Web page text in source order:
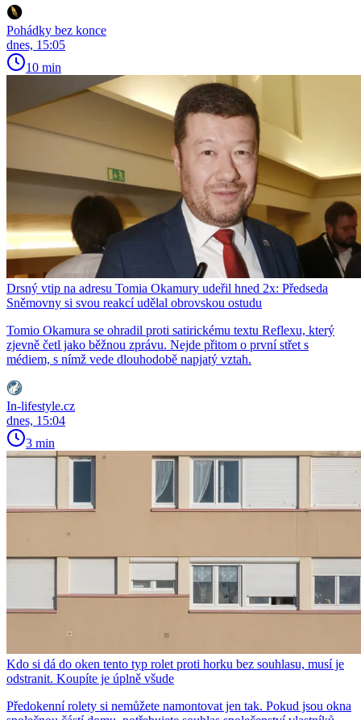
Pohádky bez konce
dnes, 15:05
10 min
Drsný vtip na adresu Tomia Okamury udeřil hned 2x: Předseda
Sněmovny si svou reakcí udělal obrovskou ostudu
Tomio Okamura se ohradil proti satirickému textu Reflexu, který
zjevně četl jako běžnou zprávu. Nejde přitom o první střet s
médiem, s nímž vede dlouhodobě napjatý vztah.
In-lifestyle.cz
dnes, 15:04
3 min
Kdo si dá do oken tento typ rolet proti horku bez souhlasu, musí je
odstranit. Koupíte je úplně všude
Předokenní rolety si nemůžete namontovat jen tak. Pokud jsou okna